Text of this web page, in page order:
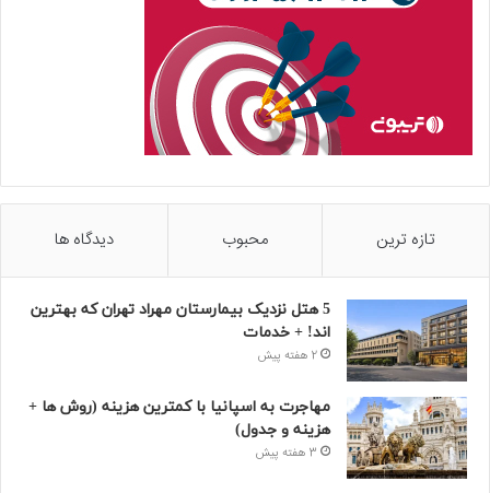
تازه ترین محبوب دیدگاه ها
5 هتل نزدیک بیمارستان مهراد تهران که بهترین‌
اند! + خدمات
2 هفته پیش
مهاجرت به اسپانیا با کمترین هزینه (روش ها +
هزینه و جدول)
3 هفته پیش